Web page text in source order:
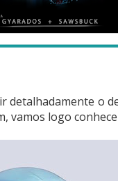
detalhadamente o
, vamos logo